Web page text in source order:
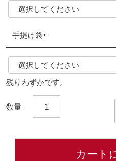
須)
手提げ袋
(必
須)
残りわずかです。
カート